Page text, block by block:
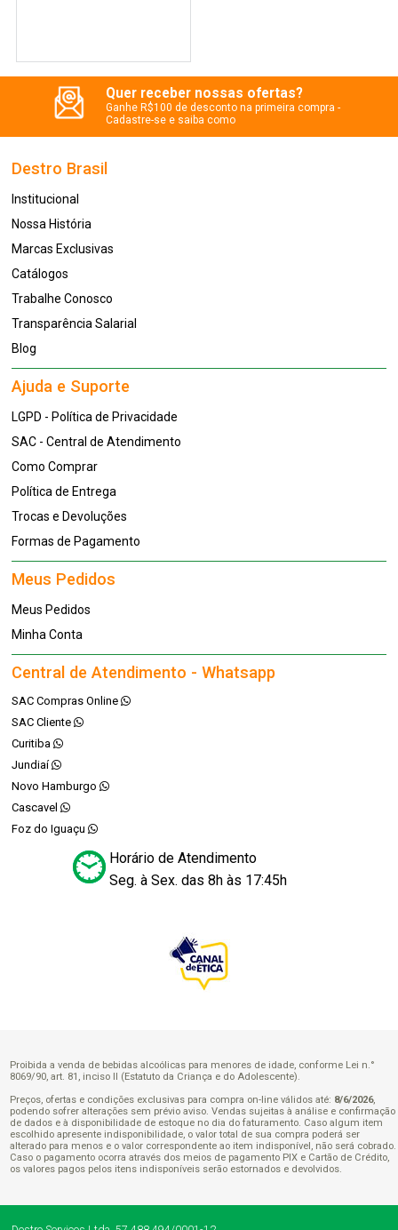
Quer receber nossas ofertas?
Ganhe R$100 de desconto na primeira compra -
Cadastre-se e saiba como
Destro Brasil
Institucional
Nossa História
Marcas Exclusivas
Catálogos
Trabalhe Conosco
Transparência Salarial
Blog
Ajuda e Suporte
LGPD - Política de Privacidade
SAC - Central de Atendimento
Como Comprar
Política de Entrega
Trocas e Devoluções
Formas de Pagamento
Meus Pedidos
Meus Pedidos
Minha Conta
Central de Atendimento - Whatsapp
SAC Compras Online
SAC Cliente
Curitiba
Jundiaí
Novo Hamburgo
Cascavel
Foz do Iguaçu
Horário de Atendimento
Seg. à Sex. das 8h às 17:45h
Proibida a venda de bebidas alcoólicas para menores de idade, conforme Lei n.°
8069/90, art. 81, inciso II (Estatuto da Criança e do Adolescente).
Preços, ofertas e condições exclusivas para compra on-line válidos até: 8/6/2026,
podendo sofrer alterações sem prévio aviso. Vendas sujeitas à análise e confirmação
de dados e à disponibilidade de estoque no dia do faturamento. Caso algum item
escolhido apresente indisponibilidade, o valor total de sua compra poderá ser
alterado para menos e o valor correspondente ao item indisponível, não será cobrado.
Caso o pagamento ocorra através dos meios de pagamento PIX e Cartão de Crédito,
os valores pagos pelos itens indisponíveis serão estornados e devolvidos.